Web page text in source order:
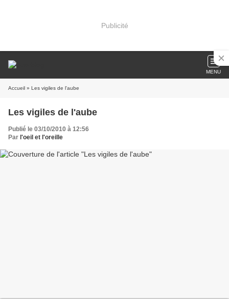
Publicité
MENU
Accueil » Les vigiles de l'aube
Les vigiles de l'aube
Publié le 03/10/2010 à 12:56
Par l'oeil et l'oreille